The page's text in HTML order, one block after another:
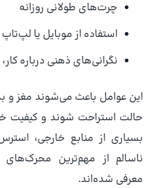
چرت‌های طولانی روزانه
استفاده از موبایل یا
نگرانی‌های ذهنی درباره
این عوامل باعث می‌شوند مغز و
حالت استراحت شوند و کیفیت
بسیاری از منابع خارجی،
ناسالم از مهم‌ترین محرک‌های
معرفی شده‌اند.